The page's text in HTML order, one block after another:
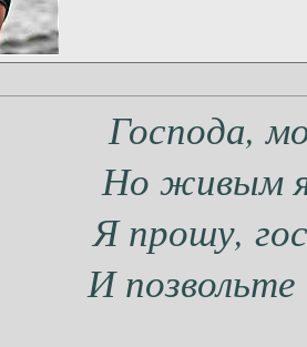
Господа,
Но живым я
Я прошу,
И позвольте